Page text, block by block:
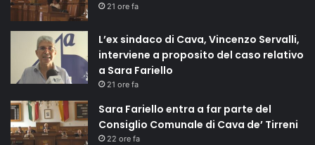
21 ore fa
L’ex sindaco di Cava, Vincenzo Servalli,
interviene a proposito del caso relativo
a Sara Fariello
21 ore fa
Sara Fariello entra a far parte del
Consiglio Comunale di Cava de’ Tirreni
22 ore fa